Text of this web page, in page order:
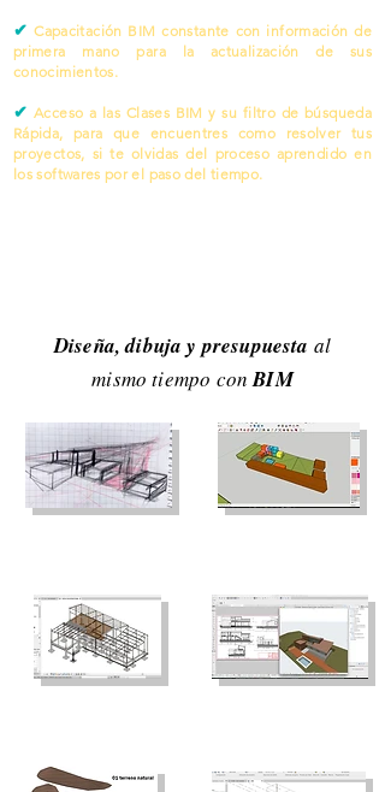
✔ Capacitación BIM constante con información de
primera mano para la actualización de sus
conocimientos.
✔ Acceso a las Clases BIM y su filtro de búsqueda
Rápida, para que encuentres como resolver tus
proyectos, si te olvidas del proceso aprendido en
los softwares por el paso del tiempo.
Diseña, dibuja y presupuesta al
mismo tiempo conBIM